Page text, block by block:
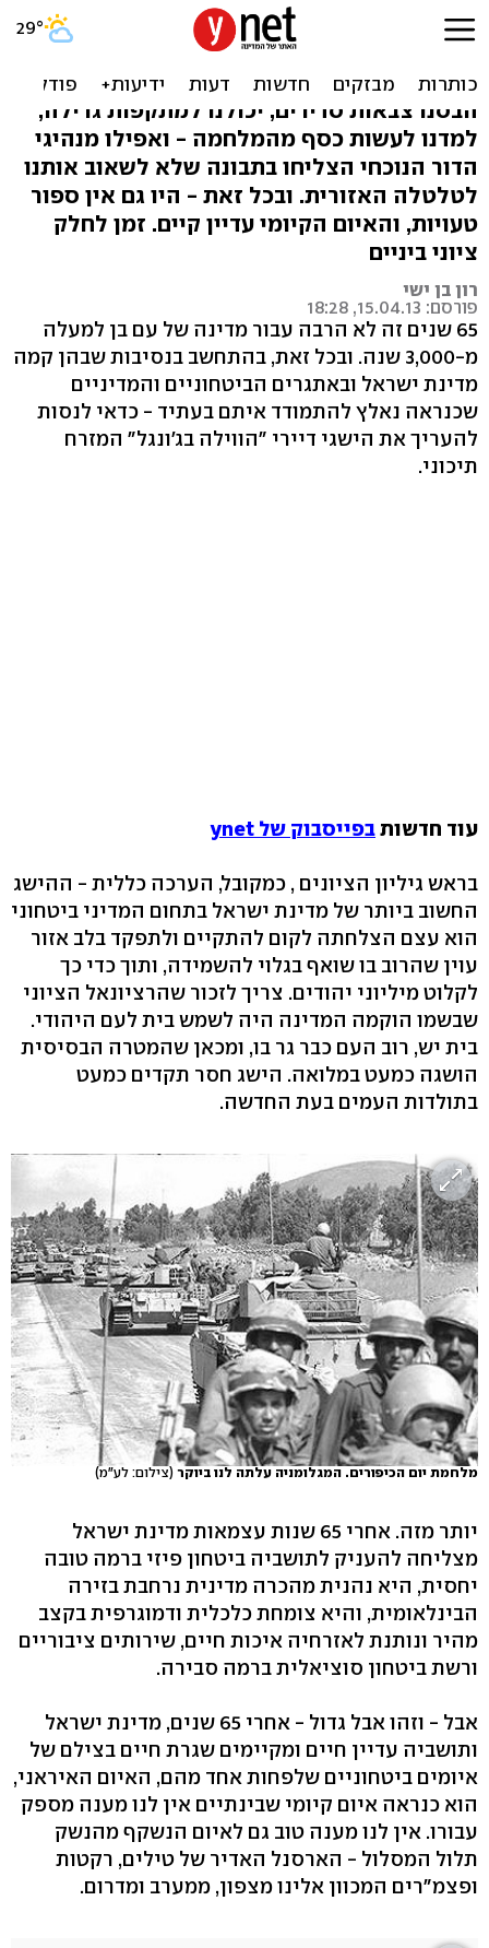
65 לישראל: גיליון הערכה
ביטחוני-מדיני
הבסנו צבאות סדירים, יכולנו למתקפות גרילה,
למדנו לעשות כסף מהמלחמה - ואפילו מנהיגי
הדור הנוכחי הצליחו בתבונה שלא לשאוב אותנו
לטלטלה האזורית. ובכל זאת - היו גם אין ספור
טעויות, והאיום הקיומי עדיין קיים. זמן לחלק
ציוני ביניים
רון בן ישי
פורסם: 15.04.13, 18:28
65 שנים זה לא הרבה עבור מדינה של עם בן למעלה
מ-3,000 שנה. ובכל זאת, בהתחשב בנסיבות שבהן קמה
מדינת ישראל ובאתגרים הביטחוניים והמדיניים
שכנראה נאלץ להתמודד איתם בעתיד - כדאי לנסות
להעריך את הישגי דיירי "הווילה בג'ונגל" המזרח
תיכוני.
עוד חדשותבפייסבוק של ynet
בראש גיליון הציונים , כמקובל, הערכה כללית - ההישג
החשוב ביותר של מדינת ישראל בתחום המדיני ביטחוני
הוא עצם הצלחתה לקום להתקיים ולתפקד בלב אזור
עוין שהרוב בו שואף בגלוי להשמידה, ותוך כדי כך
לקלוט מיליוני יהודים. צריך לזכור שהרציונאל הציוני
שבשמו הוקמה המדינה היה לשמש בית לעם היהודי.
בית יש, רוב העם כבר גר בו, ומכאן שהמטרה הבסיסית
הושגה כמעט במלואה. הישג חסר תקדים כמעט
בתולדות העמים בעת החדשה.
מלחמת יום הכיפורים. המגלומניה עלתה לנו ביוקר (צילום: לע"מ)
יותר מזה. אחרי 65 שנות עצמאות מדינת ישראל
מצליחה להעניק לתושביה ביטחון פיזי ברמה טובה
יחסית, היא נהנית מהכרה מדינית נרחבת בזירה
הבינלאומית, והיא צומחת כלכלית ודמוגרפית בקצב
מהיר ונותנת לאזרחיה איכות חיים, שירותים ציבוריים
ורשת ביטחון סוציאלית ברמה סבירה.
אבל - וזהו אבל גדול - אחרי 65 שנים, מדינת ישראל
ותושביה עדיין חיים ומקיימים שגרת חיים בצילם של
איומים ביטחוניים שלפחות אחד מהם, האיום האיראני,
הוא כנראה איום קיומי שבינתיים אין לנו מענה מספק
עבורו. אין לנו מענה טוב גם לאיום הנשקף מהנשק
תלול המסלול - הארסנל האדיר של טילים, רקטות
ופצמ"רים המכוון אלינו מצפון, ממערב ומדרום.